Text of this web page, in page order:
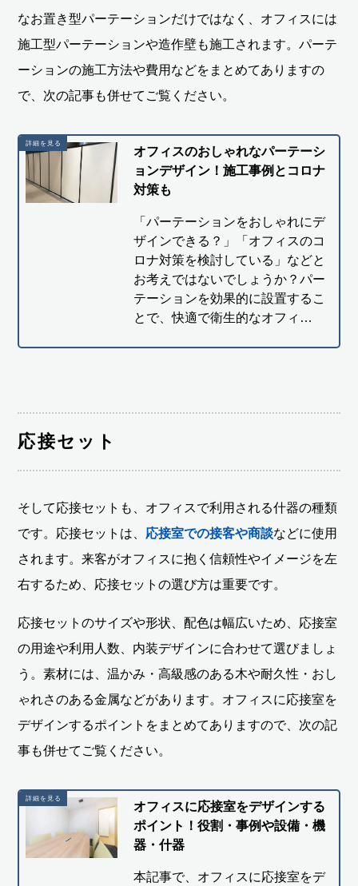
なお置き型パーテーションだけではなく、オフィスには
施工型パーテーションや造作壁も施工されます。パーテ
ーションの施工方法や費用などをまとめてありますの
で、次の記事も併せてご覧ください。
オフィスのおしゃれなパーテーシ
ョンデザイン！施工事例とコロナ
対策も
「パーテーションをおしゃれにデ
ザインできる？」「オフィスのコ
ロナ対策を検討している」などと
お考えではないでしょうか？パー
テーションを効果的に設置するこ
とで、快適で衛生的なオフィ…
応接セット
そして応接セットも、オフィスで利用される什器の種類
です。応接セットは、 応接室での接客や商談などに使用
されます。来客がオフィスに抱く信頼性やイメージを左
右するため、応接セットの選び方は重要です。
応接セットのサイズや形状、配色は幅広いため、応接室
の用途や利用人数、内装デザインに合わせて選びましょ
う。素材には、温かみ・高級感のある木や耐久性・おし
ゃれさのある金属などがあります。オフィスに応接室を
デザインするポイントをまとめてありますので、次の記
事も併せてご覧ください。
オフィスに応接室をデザインする
ポイント！役割・事例や設備・機
器・什器
本記事で、オフィスに応接室をデ